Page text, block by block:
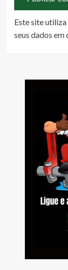
Este site
seus dados